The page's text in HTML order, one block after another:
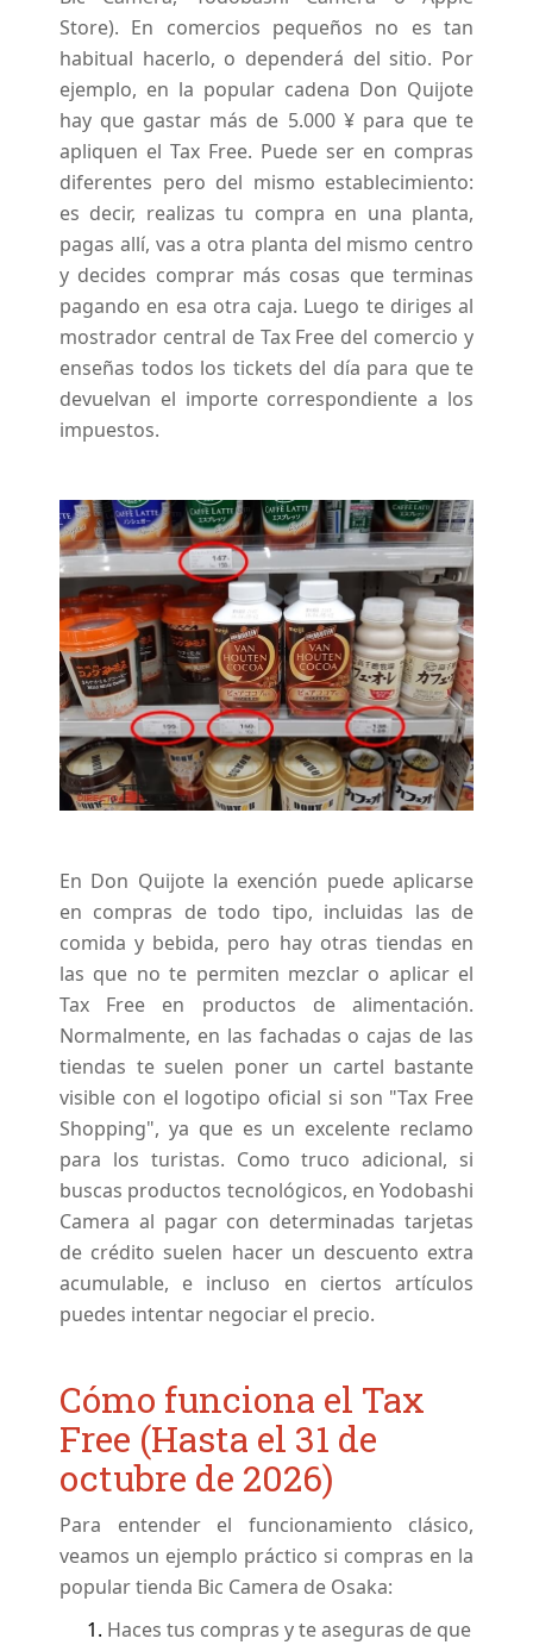
Store). En comercios pequeños no es tan
habitual hacerlo, o dependerá del sitio. Por
ejemplo, en la popular cadena Don Quijote
hay que gastar más de 5.000 ¥ para que te
apliquen el Tax Free. Puede ser en compras
diferentes pero del mismo establecimiento:
es decir, realizas tu compra en una planta,
pagas allí, vas a otra planta del mismo centro
y decides comprar más cosas que terminas
pagando en esa otra caja. Luego te diriges al
mostrador central de Tax Free del comercio y
enseñas todos los tickets del día para que te
devuelvan el importe correspondiente a los
impuestos.
En Don Quijote la exención puede aplicarse
en compras de todo tipo, incluidas las de
comida y bebida, pero hay otras tiendas en
las que no te permiten mezclar o aplicar el
Tax Free en productos de alimentación.
Normalmente, en las fachadas o cajas de las
tiendas te suelen poner un cartel bastante
visible con el logotipo oficial si son "Tax Free
Shopping", ya que es un excelente reclamo
para los turistas. Como truco adicional, si
buscas productos tecnológicos, en Yodobashi
Camera al pagar con determinadas tarjetas
de crédito suelen hacer un descuento extra
acumulable, e incluso en ciertos artículos
puedes intentar negociar el precio.
Cómo funciona el Tax
Free (Hasta el 31 de
octubre de 2026)
Para entender el funcionamiento clásico,
veamos un ejemplo práctico si compras en la
popular tienda Bic Camera de Osaka:
Haces tus compras y te aseguras de que